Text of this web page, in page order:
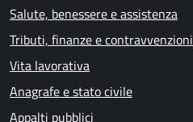
Salute, benessere e assistenza
Tributi, finanze e contravvenzioni
Vita lavorativa
Anagrafe e stato civile
Appalti pubblici